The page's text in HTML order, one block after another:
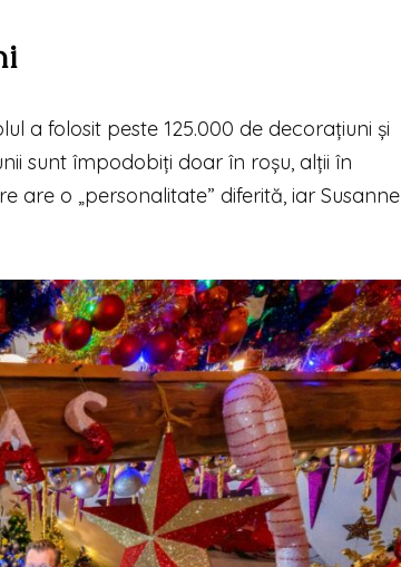
a folosit peste 125.000 de decorațiuni și
sunt împodobiți doar în roșu, alții în
are o „personalitate” diferită, iar Susanne